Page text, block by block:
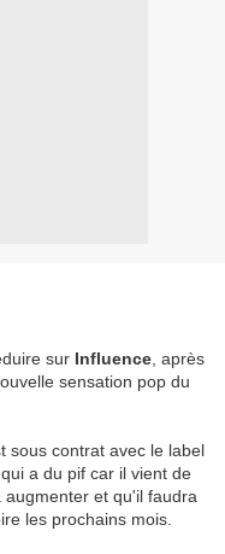
sur Influence , après
sensation pop du
sous contrat avec le label
a du pif car il vient de
et qu'il faudra
les prochains mois.